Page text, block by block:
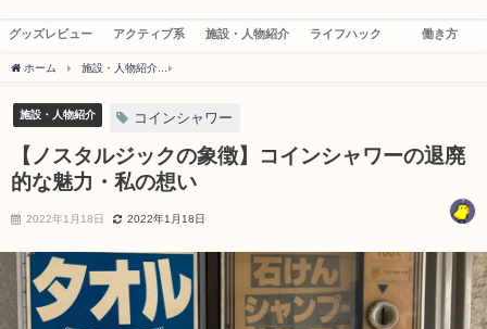
グッズレビュー アクティブ系 施設・人物紹介 ライフハック 働き方
ホーム 施設・人物紹介
施設・人物紹介 コインシャワー
【ノスタルジックの象徴】コインシャワーの退廃
的な魅力・私の想い
2022年1月18日 2022年1月18日